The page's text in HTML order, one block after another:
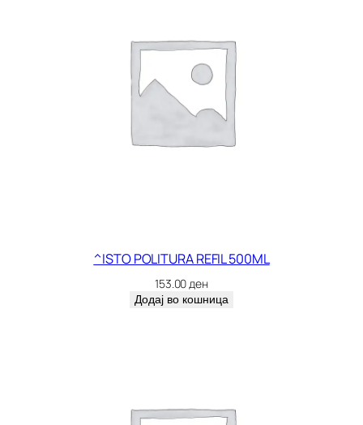
^ISTO POLITURA REFIL 500ML
153.00ден
Додај во кошница